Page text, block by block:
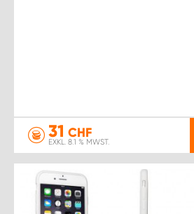
31 CHF
EXKL. 8.1 % MWST.